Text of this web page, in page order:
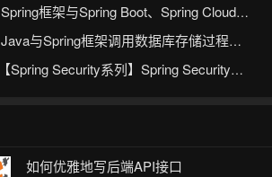
Spring框架与Spring Boot、Spring Cloud核心区别及技术演进
Java与Spring框架调用数据库存储过程与函数的完整指南
【Spring Security系列】Spring Security整合JWT：构建安全的Web应用
如何优雅地写后端API接口